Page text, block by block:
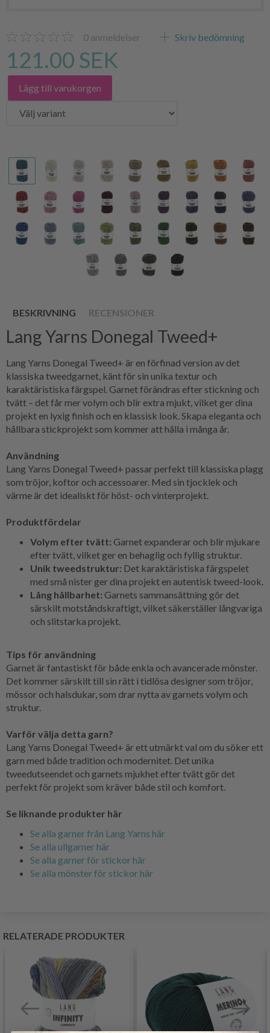
0 anmeldelser Skriv bedömning
121.00 SEK
Lägg till varukorgen
BESKRIVNING RECENSIONER
Lang Yarns Donegal Tweed+
Lang Yarns Donegal Tweed+ är en förfinad version av det
klassiska tweedgarnet, känt för sin unika textur och
karaktäristiska färgspel. Garnet förändras efter stickning och
tvätt – det får mer volym och blir extra mjukt, vilket ger dina
projekt en lyxig finish och en klassisk look. Skapa eleganta och
hållbara stickprojekt som kommer att hålla i många år.
Användning
Lang Yarns Donegal Tweed+ passar perfekt till klassiska plagg
som tröjor, koftor och accessoarer. Med sin tjocklek och
värme är det idealiskt för höst- och vinterprojekt.
Produktfördelar
Volym efter tvätt: Garnet expanderar och blir mjukare
efter tvätt, vilket ger en behaglig och fyllig struktur.
Unik tweedstruktur: Det karaktäristiska färgspelet
med små nister ger dina projekt en autentisk tweed-look.
Lång hållbarhet: Garnets sammansättning gör det
särskilt motståndskraftigt, vilket säkerställer långvariga
och slitstarka projekt.
Tips för användning
Garnet är fantastiskt för både enkla och avancerade mönster.
Det kommer särskilt till sin rätt i tidlösa designer som tröjor,
mössor och halsdukar, som drar nytta av garnets volym och
struktur.
Varför välja detta garn?
Lang Yarns Donegal Tweed+ är ett utmärkt val om du söker ett
garn med både tradition och modernitet. Det unika
tweedutseendet och garnets mjukhet efter tvätt gör det
perfekt för projekt som kräver både stil och komfort.
Se liknande produkter här
Se alla garner från Lang Yarns här
Se alla ullgarner här
Se alla garner för stickor här
Se alla mönster för stickor här
RELATERADE PRODUKTER